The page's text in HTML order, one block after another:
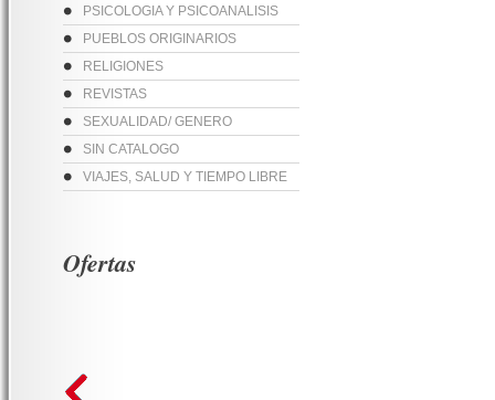
PSICOLOGIA Y PSICOANALISIS
PUEBLOS ORIGINARIOS
RELIGIONES
REVISTAS
SEXUALIDAD/ GENERO
SIN CATALOGO
VIAJES, SALUD Y TIEMPO LIBRE
Ofertas